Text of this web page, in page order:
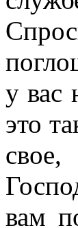
у вас
это
вам